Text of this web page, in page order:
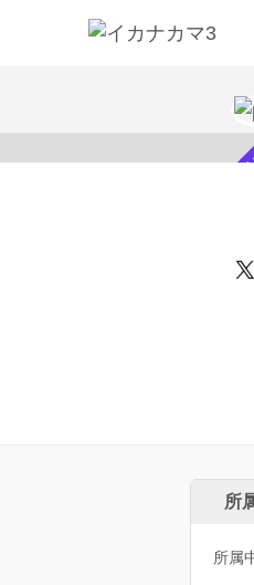
スカウ
所
所属